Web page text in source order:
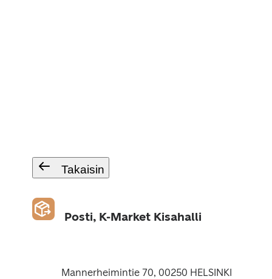
Takaisin
Posti, K-Market Kisahalli
Mannerheimintie 70, 00250 HELSINKI